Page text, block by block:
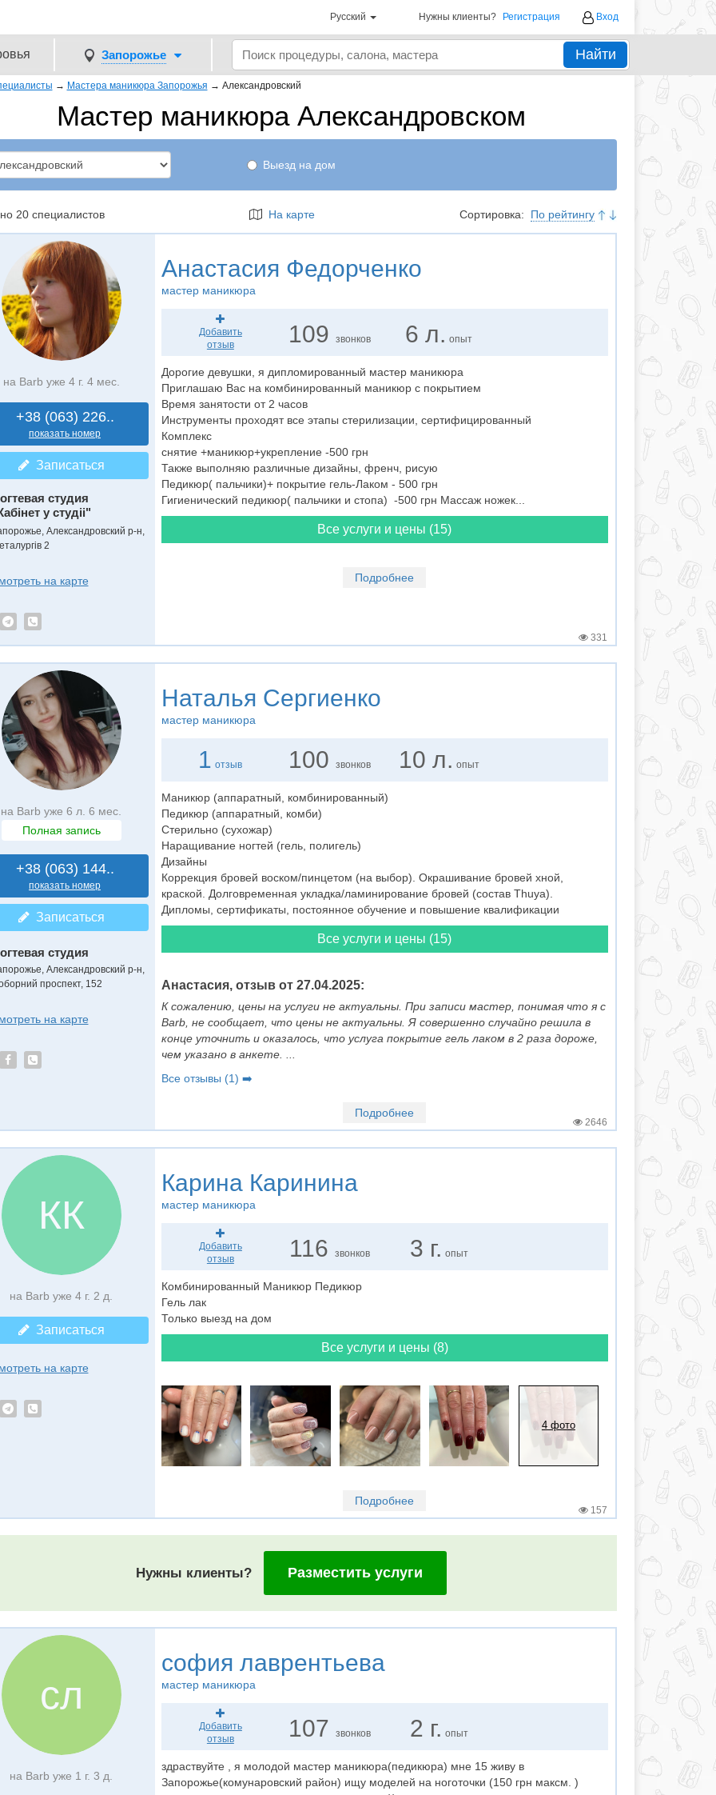
Русский Нужны клиенты? Регистрация Вход
Запорожье Найти
→ Мастера маникюра Запорожья → Александровский
Мастер маникюра Александровском
Выезд на дом
20 специалистов На карте Сортировка: По рейтингу
на Barb уже 4 г. 4 мес.
+38 (063) 226..
показать номер
Записаться
студия
у студіі"
Александровский р-н,
2
на карте
Анастасия Федорченко
мастер маникюра
Добавить
отзыв
109звонков 6 л. опыт
Дорогие девушки, я дипломированный мастер маникюра
Приглашаю Вас на комбинированный маникюр с покрытием
Время занятости от 2 часов
Инструменты проходят все этапы стерилизации, сертифицированный
Комплекс
снятие +маникюр+укрепление -500 грн
Также выполняю различные дизайны, френч, рисую
Педикюр( пальчики)+ покрытие гель-Лаком - 500 грн
Гигиенический педикюр( пальчики и стопа) -500 грн Массаж ножек...
Все услуги и цены (15)
Подробнее
331
на Barb уже 6 л. 6 мес.
Полная запись
+38 (063) 144..
показать номер
Записаться
студия
Александровский р-н,
проспект, 152
на карте
Наталья Сергиенко
мастер маникюра
1 отзыв 100звонков 10 л. опыт
Маникюр (аппаратный, комбинированный)
Педикюр (аппаратный, комби)
Стерильно (сухожар)
Наращивание ногтей (гель, полигель)
Дизайны
Коррекция бровей воском/пинцетом (на выбор). Окрашивание бровей хной,
краской. Долговременная укладка/ламинирование бровей (состав Thuya).
Дипломы, сертификаты, постоянное обучение и повышение квалификации
Все услуги и цены (15)
Анастасия, отзыв от 27.04.2025:
К сожалению, цены на услуги не актуальны. При записи мастер, понимая что я с
Barb, не сообщает, что цены не актуальны. Я совершенно случайно решила в
конце уточнить и оказалось, что услуга покрытие гель лаком в 2 раза дороже,
чем указано в анкете. ...
Все отзывы (1) ➡️
Подробнее
2646
КК
на Barb уже 4 г. 2 д.
Записаться
на карте
Карина Каринина
мастер маникюра
Добавить
отзыв
116звонков 3 г. опыт
Комбинированный Маникюр Педикюр
Гель лак
Только выезд на дом
Все услуги и цены (8)
4 фото
Подробнее
157
Нужны клиенты? Разместить услуги
сл
на Barb уже 1 г. 3 д.
софия лаврентьева
мастер маникюра
Добавить
отзыв
107звонков 2 г. опыт
здраствуйте , я молодой мастер маникюра(педикюра) мне 15 живу в
Запорожье(комунаровский район) ищу моделей на ноготочки (150 грн максм. )